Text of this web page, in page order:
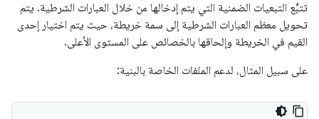
تتبُّع التبعيات الضمنية التي يتم إدخالها من خلال العبارات الشرطية. يتم
تحويل معظم العبارات الشرطية إلى سمة خريطة، حيث يتم اختيار إحدى
القيم في الخريطة وإلحاقها بالخصائص على المستوى الأعلى.
على سبيل المثال، لدعم الملفات الخاصة بالبنية: